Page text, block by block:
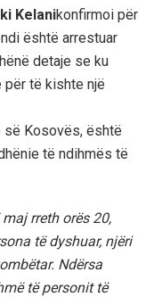
Kelanikonfirmoi për
është arrestuar
detaje se ku
për të kishte një
Kosovës, është
të ndihmës të
rreth orës 20,
të dyshuar, njëri
Ndërsa
të personit të